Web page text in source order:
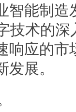
智能制
技术的
响应的
展。